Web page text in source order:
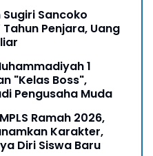
Sancoko
Penjara, Uang
1
"Kelas Boss",
Pengusaha Muda
Ramah 2026,
Karakter,
Diri Siswa Baru